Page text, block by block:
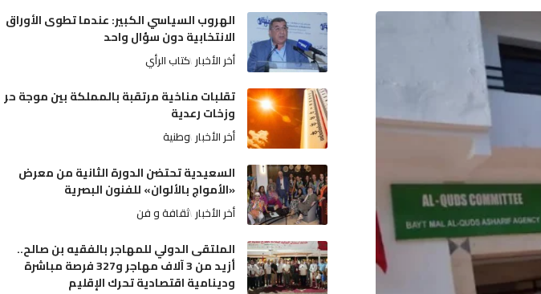
الهروب السياسي الكبير: عندما تطوى الأوراق
الانتخابية دون سؤال واحد
أخر الأخبار كتاب الرأي
تقلبات مناخية مرتقبة بالمملكة بين موجة حر
وزخات رعدية
أخر الأخبار وطنية
السعيدية تحتضن الدورة الثانية من معرض
«الأمواج بالألوان» للفنون البصرية
أخر الأخبار ثقافة و فن
الملتقى الدولي للمهاجر بالفقيه بن صالح..
أزيد من 3 آلاف مهاجر و327 فرصة مباشرة
ودينامية اقتصادية تحرك الإقليم